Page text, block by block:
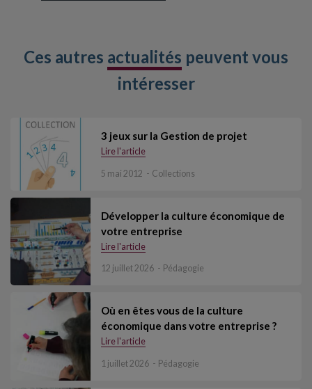
Ces autres actualités peuvent vous
intéresser
3 jeux sur la Gestion de projet
Lire l'article
5 mai 2012 Collections
Développer la culture économique de
votre entreprise
Lire l'article
12 juillet 2026 Pédagogie
Où en êtes vous de la culture
économique dans votre entreprise ?
Lire l'article
1 juillet 2026 Pédagogie